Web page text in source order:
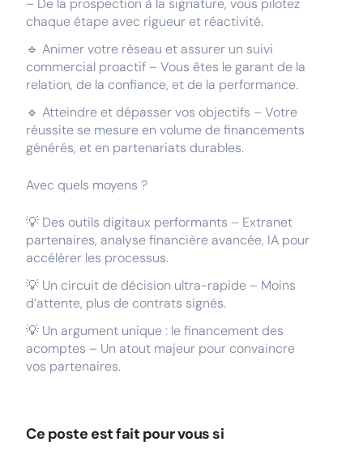
– De la prospection à la signature, vous pilotez
chaque étape avec rigueur et réactivité.
🔹 Animer votre réseau et assurer un suivi
commercial proactif – Vous êtes le garant de la
relation, de la confiance, et de la performance.
🔹 Atteindre et dépasser vos objectifs – Votre
réussite se mesure en volume de financements
générés, et en partenariats durables.
Avec quels moyens ?
💡 Des outils digitaux performants – Extranet
partenaires, analyse financière avancée, IA pour
accélérer les processus.
💡 Un circuit de décision ultra-rapide – Moins
d’attente, plus de contrats signés.
💡 Un argument unique : le financement des
acomptes – Un atout majeur pour convaincre
vos partenaires.
Ce poste est fait pour vous si